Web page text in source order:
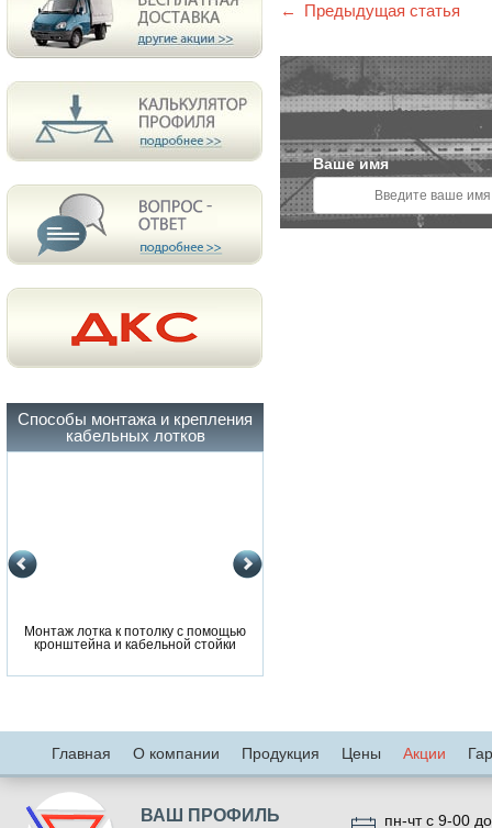
Предыдущая статья
Ваше имя
Способы монтажа и крепления
кабельных лотков
Монтаж лотка к потолку с помощью
кронштейна и кабельной стойки
Главная О компании Продукция Цены Акции
ВАШ ПРОФИЛЬ пн-чт с 9-00